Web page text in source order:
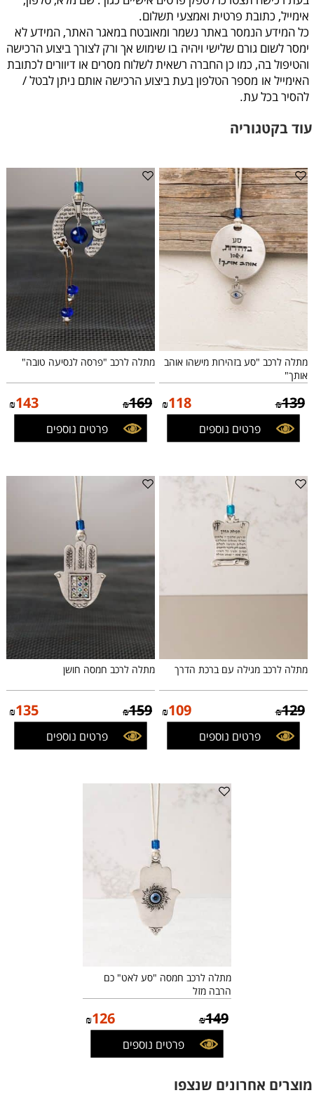
אימייל, כתובת פרטית ואמצעי תשלום.
כל המידע הנמסר באתר נשמר ומאובטח במאגר האתר, המידע לא
ימסר לשום גורם שלישי ויהיה בו שימוש אך ורק לצורך ביצוע הרכישה
והטיפול בה, כמו כן החברה רשאית לשלוח מסרים או דיוורים לכתובת
האימייל או מספר הטלפון בעת ביצוע הרכישה אותם ניתן לבטל /
להסיר בכל עת.
עוד בקטגוריה
מתלה לרכב "סע בזהירות מישהו אוהב
אותך"
₪139
₪118
פרטים נוספים
מתלה לרכב "פרסה לנסיעה טובה"
₪169
₪143
פרטים נוספים
מתלה לרכב מגילה עם ברכת הדרך
₪129
₪109
פרטים נוספים
מתלה לרכב חמסה חושן
₪159
₪135
פרטים נוספים
מתלה לרכב חמסה "סע לאט" כם
הרבה מזל
₪149
₪126
פרטים נוספים
מוצרים אחרונים שנצפו